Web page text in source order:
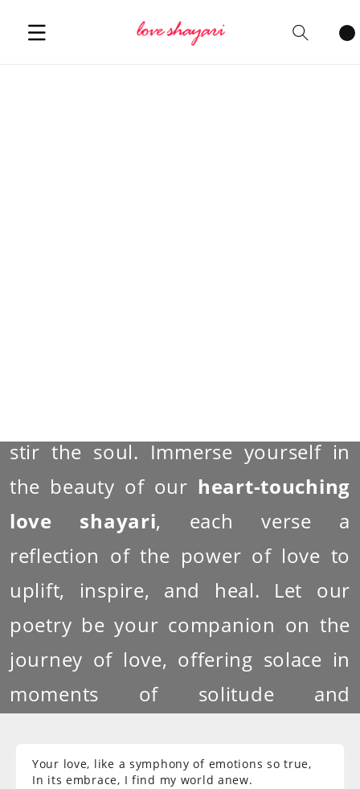
Cartitems
stir the soul. Immerse yourself in
the beauty of our heart-touching
love shayari, each verse a
reflection of the power of love to
uplift, inspire, and heal. Let our
poetry be your companion on the
journey of love, offering solace in
moments of solitude and
into the world oflove
Your love, like a symphony of emotions so true,
In its embrace, I find my world anew.